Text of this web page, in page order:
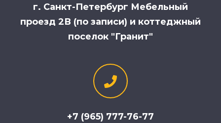
г. Санкт-Петербург Мебельный
проезд 2В (по записи) и коттеджный
поселок "Гранит"
+7 (965) 777-76-77